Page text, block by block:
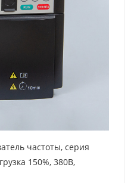
150%, 380B,